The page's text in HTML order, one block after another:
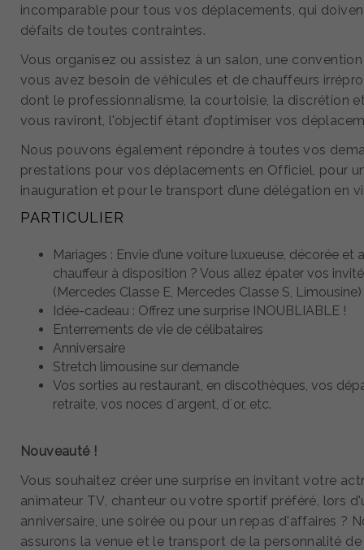
incomparable pour tous vos déplacements, qui
défaits de toutes contraintes.
Vous organisez ou assistez à un salon, une
vous avez besoin de véhicules et de chauffeurs
dont le professionnalisme, la courtoisie, la discrétion
vous raviront, l'objectif étant d’optimiser vos
Nous pouvons également répondre à toutes vos
prestations pour vos déplacements en Officiel, pour
inauguration et pour le transport d’une délégation en
PARTICULIER
Mariages : Envie d’une voiture luxueuse, décorée et
chauffeur à disposition ? Vous allez épater vos
(Mercedes Classe E, Mercedes Classe S, Limousine)
Idée-cadeau : Offrez une surprise INOUBLIABLE !
Enterrements de vie de célibataires
Anniversaire
Stretch limousine sur demande
Vos sorties au restaurant, en discothèques, vos
retraite, vos noces d´argent, d´or, etc.
Nouveauté !
Vous souhaitez créer une surprise en invitant votre
animateur TV, chanteur ou votre sportif préféré, lors
anniversaire, une soirée ou pour un repas d'affaires ?
assurons la venue et le transport de la personnalité